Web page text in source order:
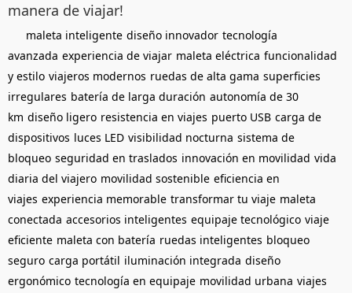
manera de viajar!
maleta inteligente diseño innovador tecnología
avanzada experiencia de viajar maleta eléctrica funcionalidad
y estilo viajeros modernos ruedas de alta gama superficies
irregulares batería de larga duración autonomía de 30
km diseño ligero resistencia en viajes puerto USB carga de
dispositivos luces LED visibilidad nocturna sistema de
bloqueo seguridad en traslados innovación en movilidad vida
diaria del viajero movilidad sostenible eficiencia en
viajes experiencia memorable transformar tu viaje maleta
conectada accesorios inteligentes equipaje tecnológico viaje
eficiente maleta con batería ruedas inteligentes bloqueo
seguro carga portátil iluminación integrada diseño
ergonómico tecnología en equipaje movilidad urbana viajes